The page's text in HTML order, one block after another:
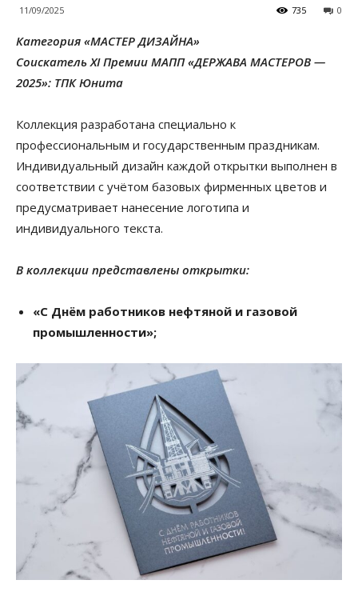
11/09/2025 0
735
Категория «МАСТЕР ДИЗАЙНА»
Соискатель XI Премии МАПП «ДЕРЖАВА МАСТЕРОВ —
2025»: ТПК Юнита
Коллекция разработана специально к
профессиональным и государственным праздникам.
Индивидуальный дизайн каждой открытки выполнен в
соответствии с учётом базовых фирменных цветов и
предусматривает нанесение логотипа и
индивидуального текста.
В коллекции представлены открытки:
«С Днём работников нефтяной и газовой
промышленности»;